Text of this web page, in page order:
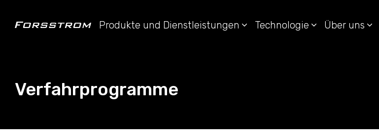
Produkte und Dienstleistungen Technologie Über uns
Verfahrprogramme